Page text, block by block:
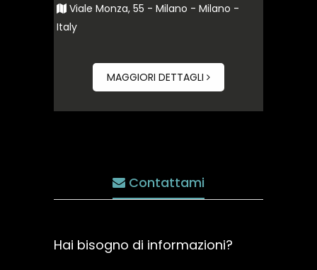
Viale Monza, 55 - Milano - Milano -
Italy
MAGGIORI DETTAGLI
Contattami
Hai bisogno di informazioni?